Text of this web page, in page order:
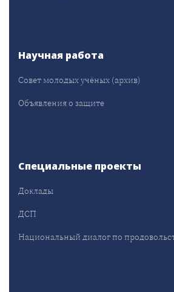
Научная работа
Совет молодых учёных (архив)
Объявления о защите
Специальные проекты
Доклады
ДСП
Национальный диалог по